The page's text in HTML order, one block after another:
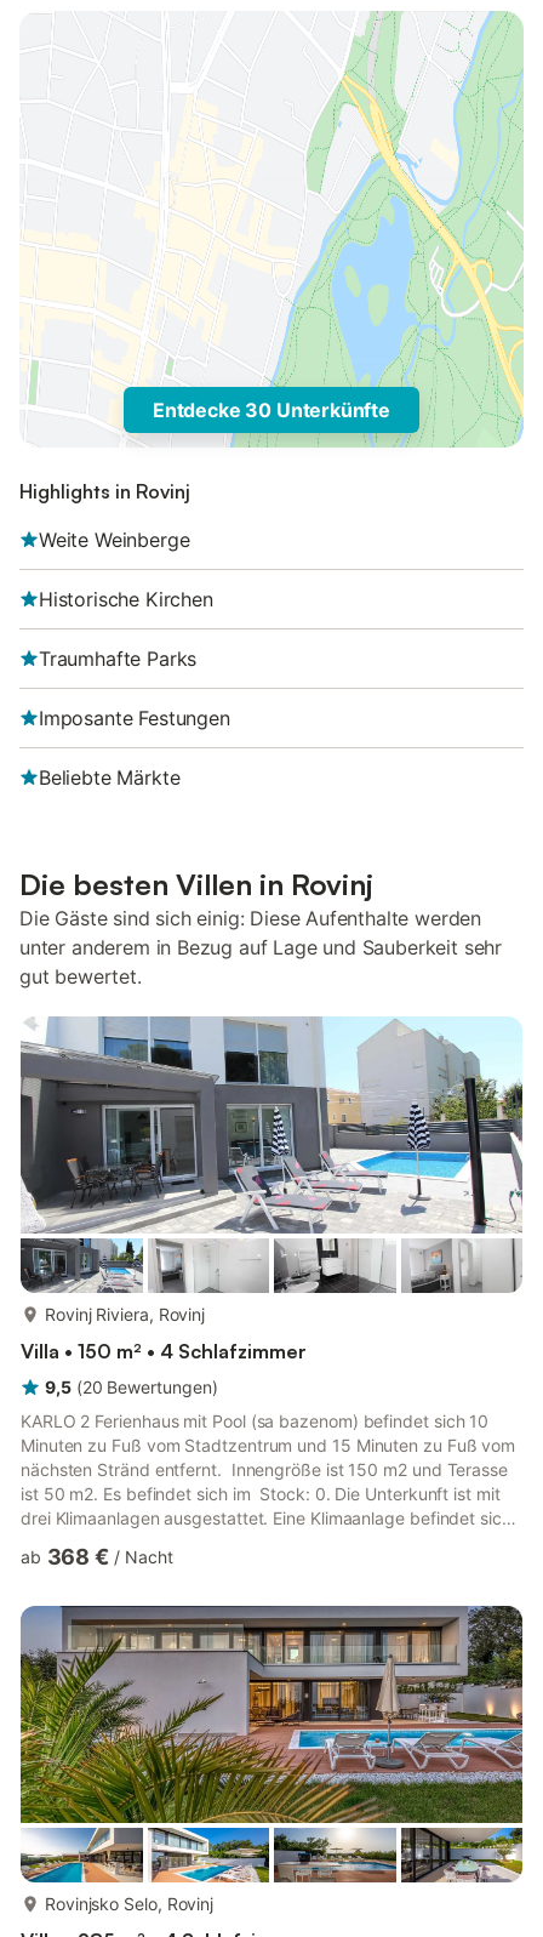
Entdecke 30 Unterkünfte
Highlights in Rovinj
Weite Weinberge
Historische Kirchen
Traumhafte Parks
Imposante Festungen
Beliebte Märkte
Die besten Villen in Rovinj
Die Gäste sind sich einig: Diese Aufenthalte werden
unter anderem in Bezug auf Lage und Sauberkeit sehr
gut bewertet.
Rovinj Riviera, Rovinj
Villa • 150 m² • 4 Schlafzimmer
9,5 (20 Bewertungen)
KARLO 2 Ferienhaus mit Pool (sa bazenom) befindet sich 10
Minuten zu Fuß vom Stadtzentrum und 15 Minuten zu Fuß vom
nächsten Stränd entfernt. Innengröße ist 150 m2 und Terasse
ist 50 m2. Es befindet sich im Stock: 0. Die Unterkunft ist mit
drei Klimaanlagen ausgestattet. Eine Klimaanlage befindet sich
sich in den Schlafzimmern. Bettwäsche und Handtücher
Innenhof des Hauses steht ein privates Schwimmbad zur
Verfügung. Der Pool ist mit Chlorwasser gefüllt. D...
ab 368 € / Nacht
Rovinjsko Selo, Rovinj